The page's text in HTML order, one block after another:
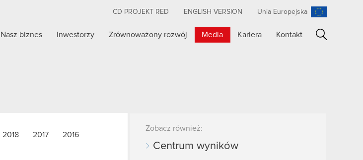
CD PROJEKT RED ENGLISH VERSION Unia Europejska
Nasz biznes Inwestorzy Zrównoważony rozwój Media Kariera Kontakt
2018 2017 2016
Zobacz również:
Centrum wyników